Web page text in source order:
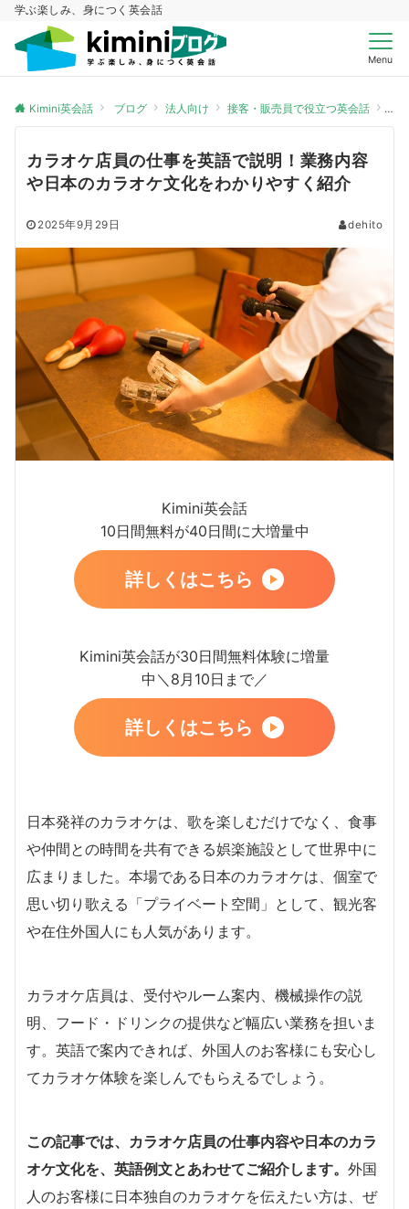
学ぶ楽しみ、身につく英会話
Menu
Kimini英会話 ブログ 法人向け 接客・販売員で役立つ英会話 カ
カラオケ店員の仕事を英語で説明！業務内容
や日本のカラオケ文化をわかりやすく紹介
2025年9月29日 dehito
Kimini英会話
10日間無料が40日間に大増量中
詳しくはこちら
Kimini英会話が30日間無料体験に増量
中＼8月10日まで／
詳しくはこちら
日本発祥のカラオケは、歌を楽しむだけでなく、食事
や仲間との時間を共有できる娯楽施設として世界中に
広まりました。本場である日本のカラオケは、個室で
思い切り歌える「プライベート空間」として、観光客
や在住外国人にも人気があります。
カラオケ店員は、受付やルーム案内、機械操作の説
明、フード・ドリンクの提供など幅広い業務を担いま
す。英語で案内できれば、外国人のお客様にも安心し
てカラオケ体験を楽しんでもらえるでしょう。
この記事では、カラオケ店員の仕事内容や日本のカラ
オケ文化を、英語例文とあわせてご紹介します。 外国
人のお客様に日本独自のカラオケを伝えたい方は、ぜ